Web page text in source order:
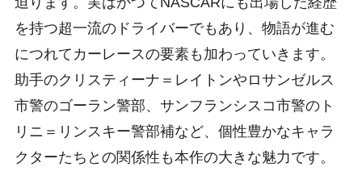
を持つ超一流のドライバーでもあり、物語が進む
につれてカーレースの要素も加わっていきます。
助手のクリスティーナ＝レイトンやロサンゼルス
市警のゴーラン警部、サンフランシスコ市警のト
リニ＝リンスキー警部補など、個性豊かなキャラ
クターたちとの関係性も本作の大きな魅力です。